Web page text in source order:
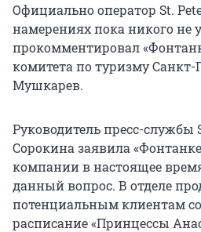
Официально оператор St.
намерениях пока никого не
прокомментировал
комитета по туризму Санкт-
Мушкарев.
Руководитель пресс-службы
Сорокина заявила
компании в настоящее
данный вопрос. В отделе
потенциальным клиентам
расписание «Принцессы